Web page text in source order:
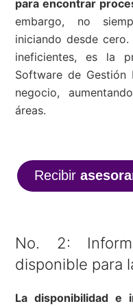
para encontrar
embargo, no
iniciando desde
ineficientes, es la
Software de Gestión
negocio,
áreas.
Recibir
No. 2:
disponible para
La disponibilidad e